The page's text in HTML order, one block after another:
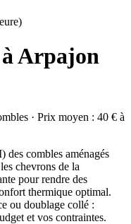
Arpajon
· Prix moyen : 40 € à
combles aménagés
chevrons de la
pour rendre des
thermique optimal.
ou doublage collé :
et vos contraintes.